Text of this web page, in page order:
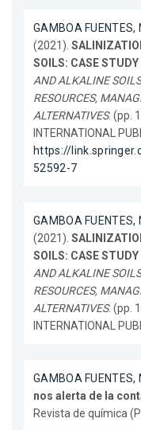
GAMBOA FUENTES,
(2021).
SOILS: CASE
AND ALKALINE
RESOURCES,
ALTERNATIVES. (pp.
INTERNATIONAL
https://
52592-7
GAMBOA FUENTES,
(2021).
SOILS: CASE
AND ALKALINE
RESOURCES,
ALTERNATIVES. (pp.
INTERNATIONAL
GAMBOA FUENTES,
nos alerta de la
Revista de química